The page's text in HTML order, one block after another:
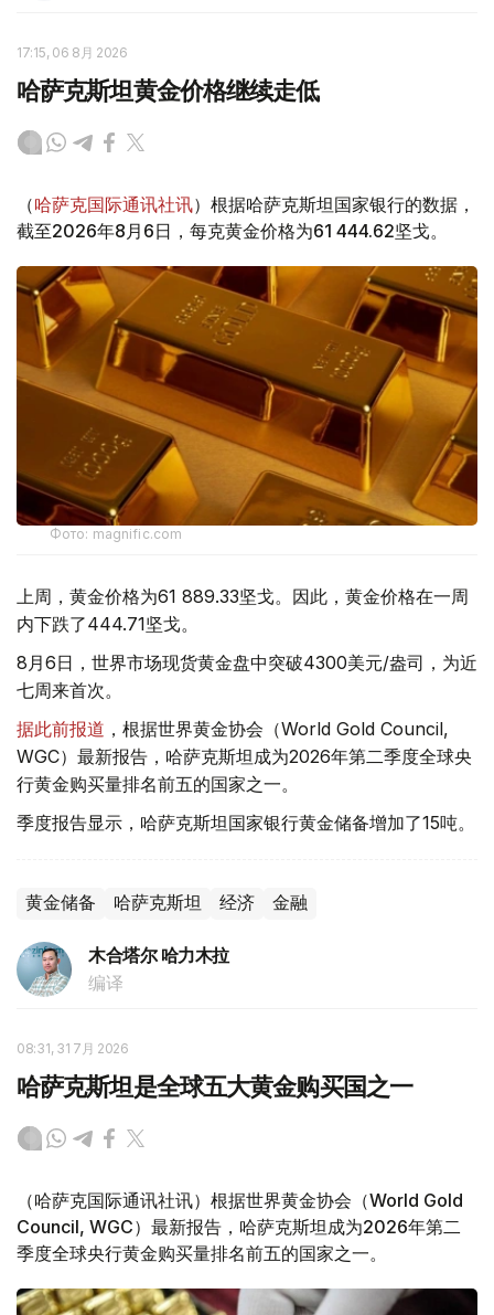
17:15, 06 8月 2026
哈萨克斯坦黄金价格继续走低
（哈萨克国际通讯社讯）根据哈萨克斯坦国家银行的数据，
截至2026年8月6日，每克黄金价格为61 444.62坚戈。
Фото: magnific.com
上周，黄金价格为61 889.33坚戈。因此，黄金价格在一周
内下跌了444.71坚戈。
8月6日，世界市场现货黄金盘中突破4300美元/盎司，为近
七周来首次。
据此前报道 ，根据世界黄金协会（World Gold Council,
WGC）最新报告，哈萨克斯坦成为2026年第二季度全球央
行黄金购买量排名前五的国家之一。
季度报告显示，哈萨克斯坦国家银行黄金储备增加了15吨。
黄金储备 哈萨克斯坦 经济 金融
木合塔尔 哈力木拉
编译
08:31, 31 7月 2026
哈萨克斯坦是全球五大黄金购买国之一
（哈萨克国际通讯社讯）根据世界黄金协会（World Gold
Council, WGC）最新报告，哈萨克斯坦成为2026年第二
季度全球央行黄金购买量排名前五的国家之一。